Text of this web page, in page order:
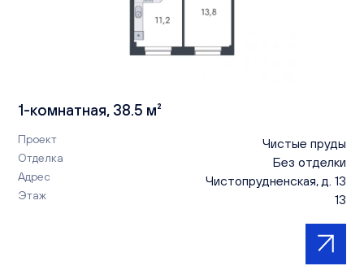
1-комнатная, 38.5 м²
Проект Чистые пруды
Отделка Без отделки
Адрес Чистопрудненская, д. 13
Этаж 13